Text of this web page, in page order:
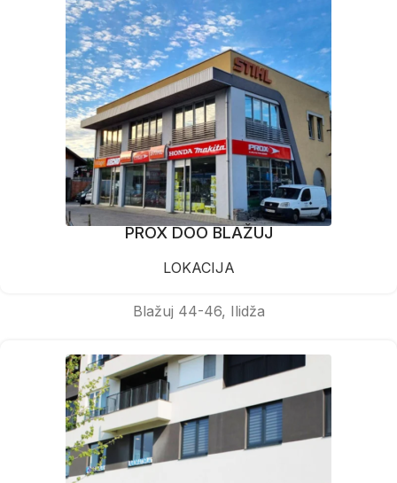
PROX DOO BLAŽUJ
LOKACIJA
Blažuj 44-46, Ilidža